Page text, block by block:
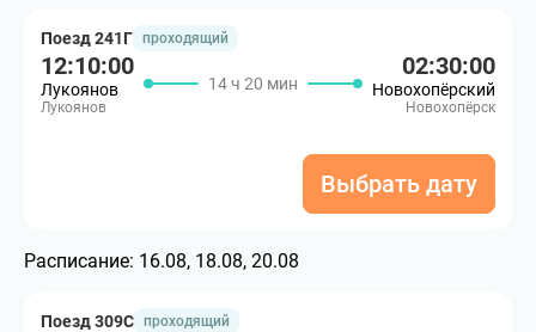
Поезд 241Г проходящий
12:10:00
Лукоянов
Лукоянов
14 ч 20 мин
02:30:00
Новохопёрский
Новохопёрск
Выбрать дату
Расписание: 16.08, 18.08, 20.08
Поезд 309С проходящий